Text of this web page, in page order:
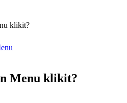
klikit?
Menu klikit?